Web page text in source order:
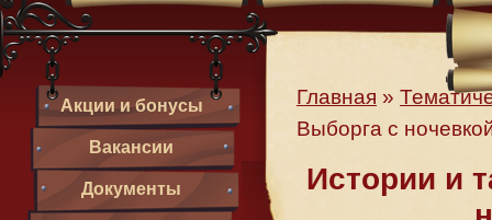
Акции и бонусы
Вакансии
Документы
Главная »
Выборга с
Истории и